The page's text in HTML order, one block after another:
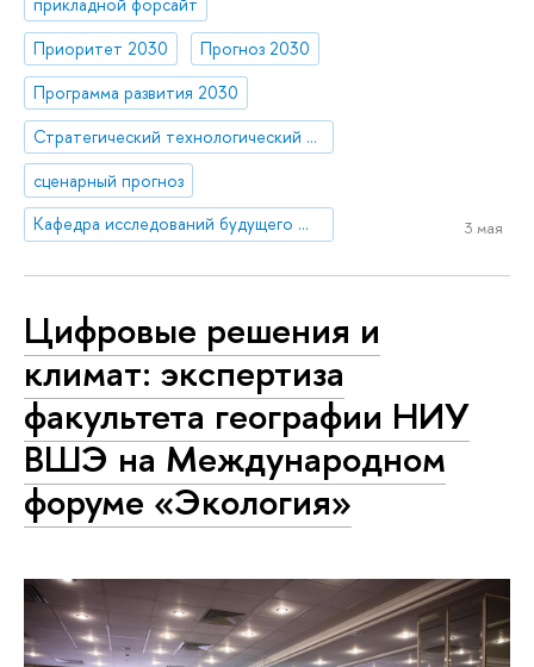
Приоритет 2030
Прогноз 2030
Программа развития 2030
Стратегический технологический проект «Национальный центр социально-экономического и научно-технологического прогнозирования»
сценарный прогноз
Кафедра исследований будущего ЮНЕСКО
3 мая
Цифровые решения и
климат: экспертиза
факультета географии НИУ
ВШЭ на Международном
форуме «Экология»